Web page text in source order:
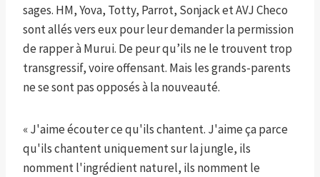
sages. HM, Yova, Totty, Parrot, Sonjack et AVJ Checo
sont allés vers eux pour leur demander la permission
de rapper à Murui. De peur qu’ils ne le trouvent trop
transgressif, voire offensant. Mais les grands-parents
ne se sont pas opposés à la nouveauté.
« J'aime écouter ce qu'ils chantent. J'aime ça parce
qu'ils chantent uniquement sur la jungle, ils
nomment l'ingrédient naturel, ils nomment le